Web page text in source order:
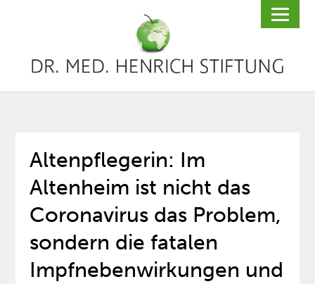
Altenpflegerin: Im
Altenheim ist nicht das
Coronavirus das Problem,
sondern die fatalen
Impfnebenwirkungen und